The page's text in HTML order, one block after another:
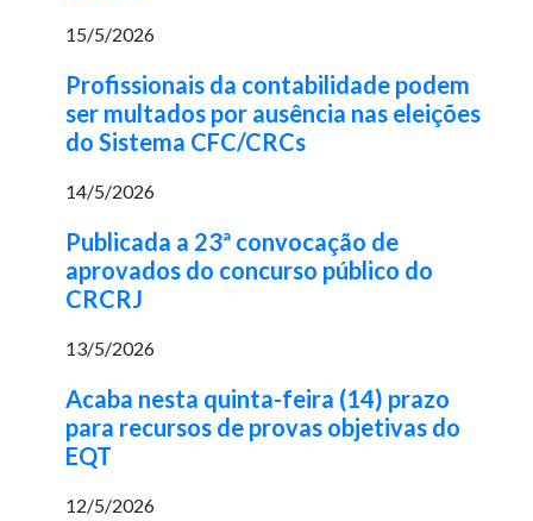
15/5/2026
Profissionais da contabilidade podem
ser multados por ausência nas eleições
do Sistema CFC/CRCs
14/5/2026
Publicada a 23ª convocação de
aprovados do concurso público do
CRCRJ
13/5/2026
Acaba nesta quinta-feira (14) prazo
para recursos de provas objetivas do
EQT
12/5/2026